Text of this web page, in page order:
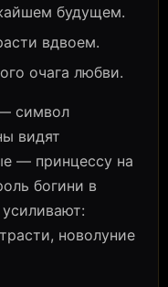
будущем.
вдвоем.
очага любви.
символ
видят
— принцессу на
богини в
новолуние